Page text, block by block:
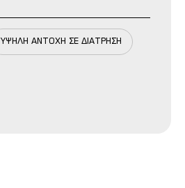
ΥΨΗΛΗ ΑΝΤΟΧΗ ΣΕ ΔΙΑΤΡΗΣΗ